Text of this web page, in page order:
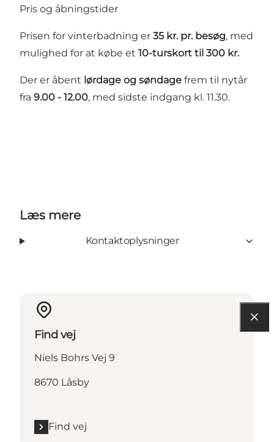
Pris og åbningstider
Prisen for vinterbadning er 35 kr. pr. besøg, med
mulighed for at købe et 10-turskort til 300 kr.
Der er åbent lørdage og søndage frem til nytår
fra 9.00 - 12.00, med sidste indgang kl. 11.30.
Læs mere
Kontaktoplysninger
Find vej
Niels Bohrs Vej 9
8670 Låsby
Find vej